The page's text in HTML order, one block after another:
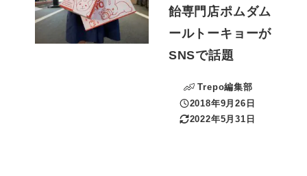
飴専門店ポムダム
ールトーキョーが
SNSで話題
Trepo編集部
投稿日
2018年9月26日
更新日
2022年5月31日